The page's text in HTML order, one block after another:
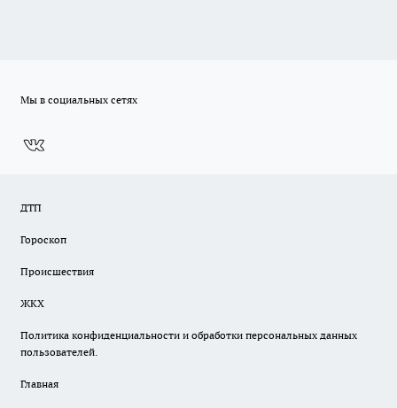
Мы в социальных сетях
ДТП
Гороскоп
Происшествия
ЖКХ
Политика конфиденциальности и обработки персональных данных
пользователей.
Главная